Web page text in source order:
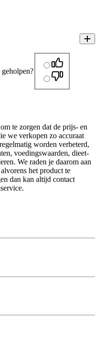
te zorgen dat de prijs- en
we verkopen zo accuraat
worden verbeterd,
voedingswaarden, dieet-
We raden je daarom aan
het product te
dan kan altijd contact